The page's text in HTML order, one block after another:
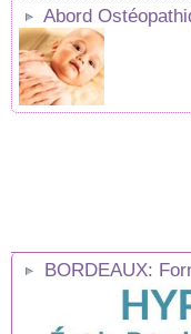
Abord
BORDEAUX: